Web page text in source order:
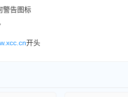
警告图标
开头